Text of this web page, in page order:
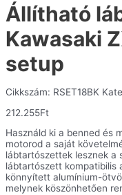
Állítható
Kawasaki
setup
Cikkszám: RSET18BK
212.255Ft
Használd ki a benned és
motorod a saját
lábtartószettek lesznek a
lábtartószett kompatibilis
könnyített alumínium-
melynek köszönhetően